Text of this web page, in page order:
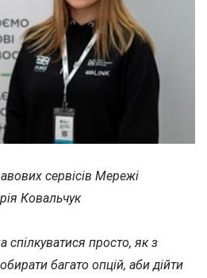
сервісів Мережі
Ковальчук
просто, як з
багато опцій, аби дійти